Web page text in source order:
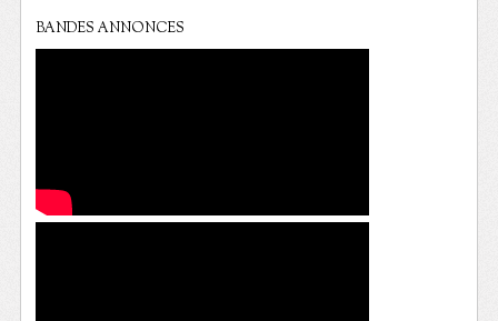
BANDES ANNONCES